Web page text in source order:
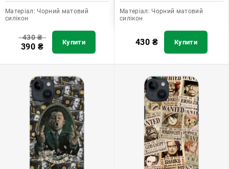
Матеріал: Чорний матовий
силікон
430₴
390 ₴ Купити
Матеріал: Чорний матовий
силікон
430 ₴ Купити